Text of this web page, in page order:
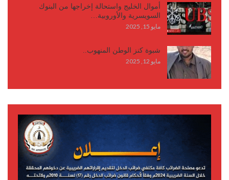
أموال الخليج واستحالة إخراجها من البنوك
السويسرية والأوروبية…
مايو 15, 2025
شبوة كنز الوطن المنهوب..
مايو 12, 2025